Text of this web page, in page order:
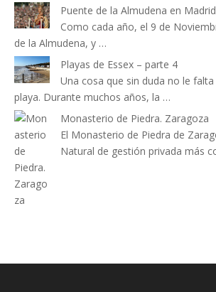
Puente de la Almudena en Madrid
Como cada año, el 9 de
de la Almudena, y …
Playas de Essex – parte 4
Una cosa que sin duda no le falta
playa. Durante muchos años, la …
Monasterio de Piedra. Zaragoza
El Monasterio de Piedra de
Natural de gestión privada más